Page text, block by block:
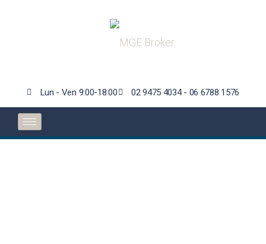
Lun - Ven 9:00-18:00 02 9475 4034 - 06 6788 1576